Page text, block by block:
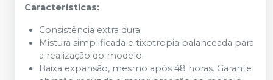
Características:
Consistência extra dura.
Mistura simplificada e tixotropia balanceada para
a realização do modelo.
Baixa expansão, mesmo após 48 horas. Garante